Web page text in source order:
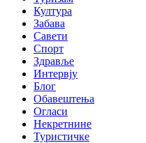
Култура
Забава
Савети
Спорт
Здравље
Интервју
Блог
Обавештења
Огласи
Некретнине
Туристичке